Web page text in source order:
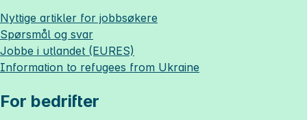
Nyttige artikler for jobbsøkere
Spørsmål og svar
Jobbe i utlandet (EURES)
Information to refugees from Ukraine
For bedrifter